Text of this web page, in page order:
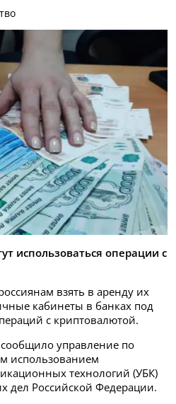
использоваться операции с
взять в аренду их
кабинеты в банках под
с криптовалютой.
управление по
использованием
технологий (УБК)
дел Российской Федерации.